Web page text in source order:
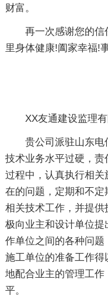
财富。
再一次感谢您的
里身体健康!阖家幸福!
XX友通建设监理
贵公司派驻山东电
技术业务水平过硬，
过程中，认真执行相
在的问题，定期和不
相关技术工作，并提
极向业主和设计单位
作单位之间的各种问
施工单位的准备工作
地配合业主的管理工
平。